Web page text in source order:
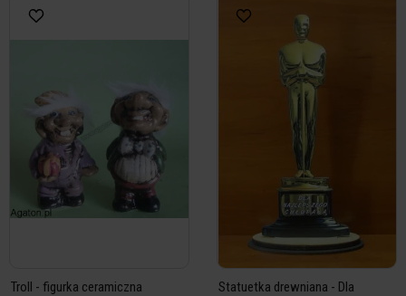
Troll - figurka ceramiczna
Statuetka drewniana - Dla